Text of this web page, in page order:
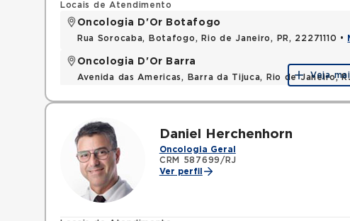
Locais de Atendimento
Oncologia D'Or Botafogo
Rua Sorocaba, Botafogo, Rio de Janeiro, PR, 22271110 •
Oncologia D'Or Barra
Avenida das Americas, Barra da Tijuca, Rio de Janeiro,
Veja
Daniel Herchenhorn
Oncologia Geral
CRM 587699/RJ
Ver perfil